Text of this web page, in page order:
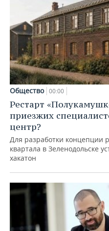
Общество 00:00
Рестарт
приезжих
центр?
Для разработки концепции
квартала в Зеленодольске
хакатон